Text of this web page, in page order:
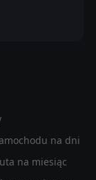
na dni
na miesiąc